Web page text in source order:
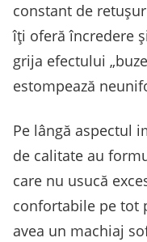
constant de
îți oferă încredere
grija efectului
estompează
Pe lângă aspectul
de calitate au
care nu usucă
confortabile pe tot
avea un machiaj